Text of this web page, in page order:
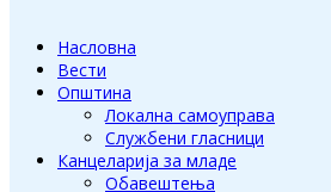
Насловна
Вести
Општина
Локална самоуправа
Службени гласници
Канцеларија за младе
Обавештења